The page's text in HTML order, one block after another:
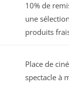
10% de
une
produits
Place de
spectacle à